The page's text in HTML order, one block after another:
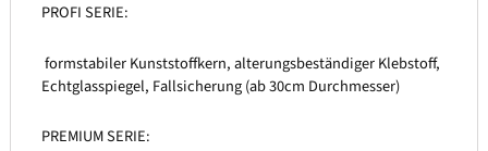
PROFI SERIE:
formstabiler Kunststoffkern, alterungsbeständiger Klebstoff,
Echtglasspiegel, Fallsicherung (ab 30cm Durchmesser)
PREMIUM SERIE: